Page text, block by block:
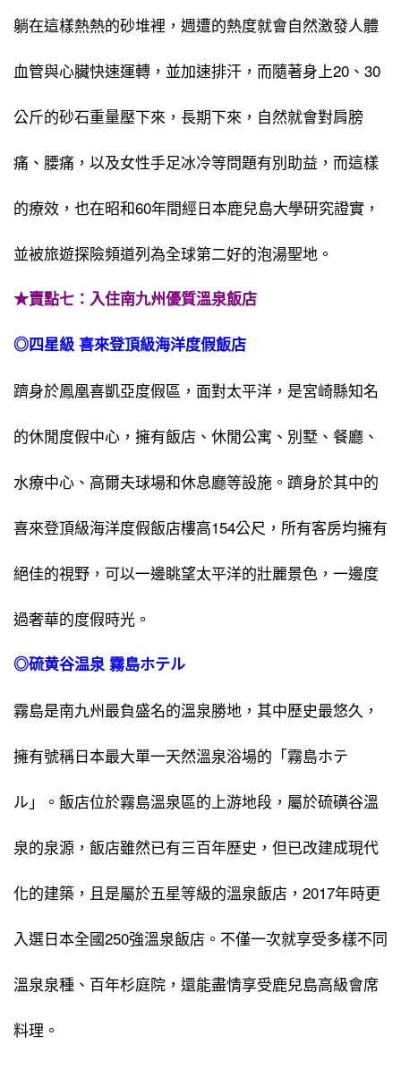
躺在這樣熱熱的砂堆裡，週遭的熱度就會自然激發人體
血管與心臟快速運轉，並加速排汗，而隨著身上20、30
公斤的砂石重量壓下來，長期下來，自然就會對肩膀
痛、腰痛，以及女性手足冰冷等問題有別助益，而這樣
的療效，也在昭和60年間經日本鹿兒島大學研究證實，
並被旅遊探險頻道列為全球第二好的泡湯聖地。
★賣點七：入住南九州優質溫泉飯店
◎四星級 喜來登頂級海洋度假飯店
躋身於鳳凰喜凱亞度假區，面對太平洋，是宮崎縣知名
的休閒度假中心，擁有飯店、休閒公寓、別墅、餐廳、
水療中心、高爾夫球場和休息廳等設施。躋身於其中的
喜來登頂級海洋度假飯店樓高154公尺，所有客房均擁有
絕佳的視野，可以一邊眺望太平洋的壯麗景色，一邊度
過奢華的度假時光。
◎硫黄谷温泉 霧島ホテル
霧島是南九州最負盛名的溫泉勝地，其中歷史最悠久，
擁有號稱日本最大單一天然溫泉浴場的「霧島ホテ
ル」。飯店位於霧島溫泉區的上游地段，屬於硫磺谷溫
泉的泉源，飯店雖然已有三百年歷史，但已改建成現代
化的建築，且是屬於五星等級的溫泉飯店，2017年時更
入選日本全國250強溫泉飯店。不僅一次就享受多樣不同
溫泉泉種、百年杉庭院，還能盡情享受鹿兒島高級會席
料理。